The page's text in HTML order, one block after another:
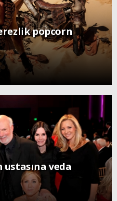
popcorn
ustasına veda